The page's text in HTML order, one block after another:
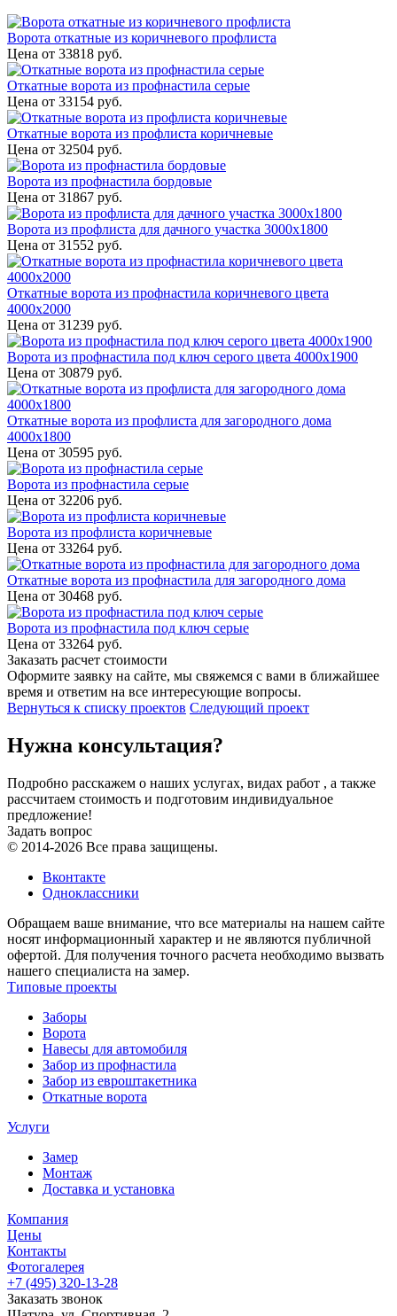
Ворота откатные из коричневого профлиста
Цена от 33818 руб.
Откатные ворота из профнастила серые
Цена от 33154 руб.
Откатные ворота из профлиста коричневые
Цена от 32504 руб.
Ворота из профнастила бордовые
Цена от 31867 руб.
Ворота из профлиста для дачного участка 3000x1800
Цена от 31552 руб.
Откатные ворота из профнастила коричневого цвета
4000x2000
Цена от 31239 руб.
Ворота из профнастила под ключ серого цвета 4000x1900
Цена от 30879 руб.
Откатные ворота из профлиста для загородного дома
4000х1800
Цена от 30595 руб.
Ворота из профнастила серые
Цена от 32206 руб.
Ворота из профлиста коричневые
Цена от 33264 руб.
Откатные ворота из профнастила для загородного дома
Цена от 30468 руб.
Ворота из профнастила под ключ серые
Цена от 33264 руб.
Заказать расчет стоимости
Оформите заявку на сайте, мы свяжемся с вами в ближайшее
время и ответим на все интересующие вопросы.
Вернуться к списку проектов Следующий проект
Нужна консультация?
Подробно расскажем о наших услугах, видах работ , а также
рассчитаем стоимость и подготовим индивидуальное
предложение!
Задать вопрос
© 2014-2026 Все права защищены.
Вконтакте
Одноклассники
Обращаем ваше внимание, что все материалы на нашем сайте
носят информационный характер и не являются публичной
офертой. Для получения точного расчета необходимо вызвать
нашего специалиста на замер.
Типовые проекты
Заборы
Ворота
Навесы для автомобиля
Забор из профнастила
Забор из евроштакетника
Откатные ворота
Услуги
Замер
Монтаж
Доставка и установка
Компания
Цены
Контакты
Фотогалерея
+7 (495) 320-13-28
Заказать звонок